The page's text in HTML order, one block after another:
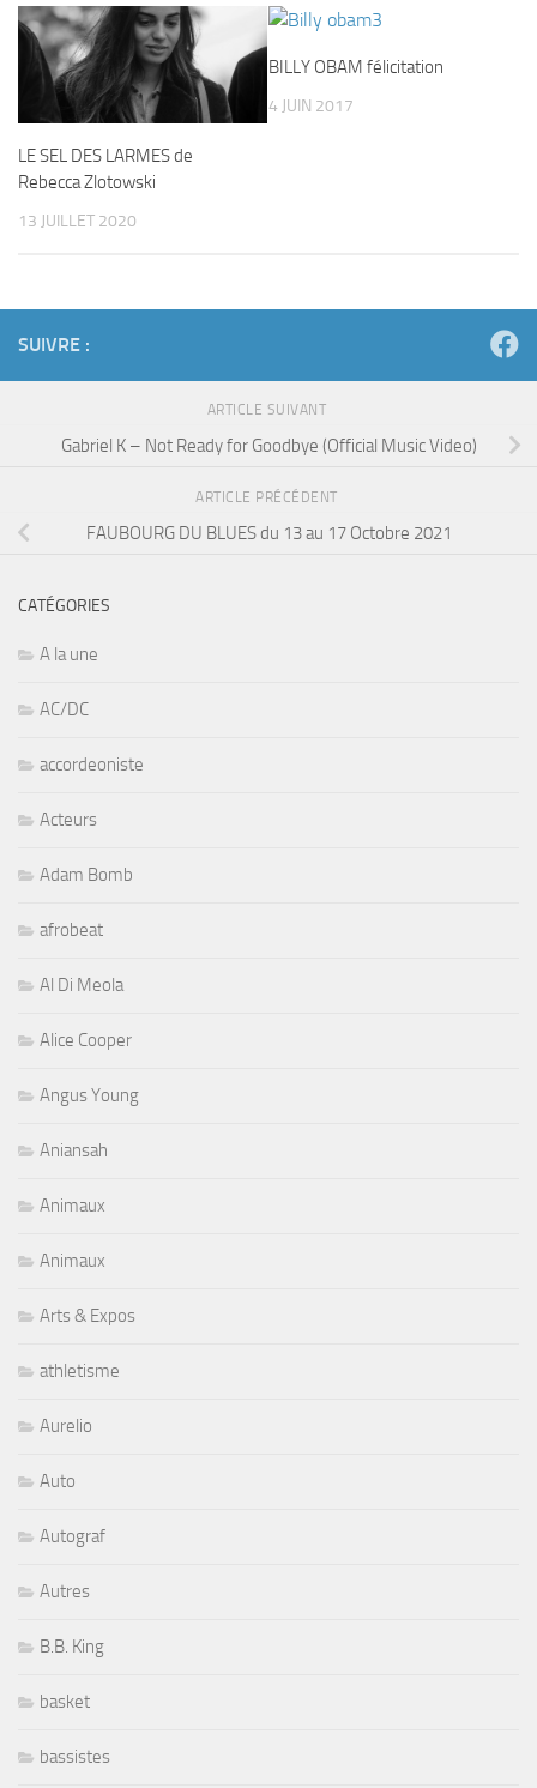
LE SEL DES LARMES de
Rebecca Zlotowski
13 JUILLET 2020
BILLY OBAM félicitation
4 JUIN 2017
SUIVRE :
ARTICLE SUIVANT
Gabriel K – Not Ready for Goodbye (Official Music Video)
ARTICLE PRÉCÉDENT
FAUBOURG DU BLUES du 13 au 17 Octobre 2021
CATÉGORIES
A la une
AC/DC
accordeoniste
Acteurs
Adam Bomb
afrobeat
Al Di Meola
Alice Cooper
Angus Young
Aniansah
Animaux
Animaux
Arts & Expos
athletisme
Aurelio
Auto
Autograf
Autres
B.B. King
basket
bassistes